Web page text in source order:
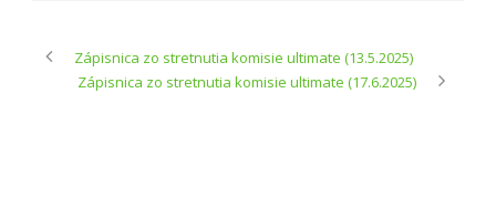
Zápisnica zo stretnutia komisie ultimate (13.5.2025)
Zápisnica zo stretnutia komisie ultimate (17.6.2025)